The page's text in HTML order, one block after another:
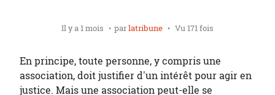
Il y a 1 mois parlatribune Vu 171 fois
En principe, toute personne, y compris une
association, doit justifier d'un intérêt pour agir en
justice. Mais une association peut-elle se